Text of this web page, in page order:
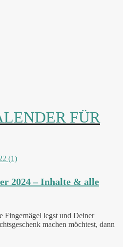
FÜR
2024 – Inhalte & alle
Fingernägel legst und Deiner
machen möchtest, dann